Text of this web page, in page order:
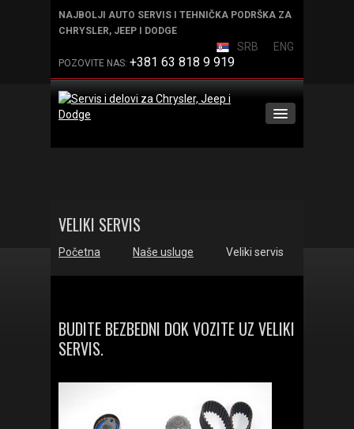
NAJBOLJI AUTO SERVIS I TEHNIČKA PODRŠKA ZA
CHRYSLER, JEEP I DODGE
SRB ENG
POZOVITE NAS: +381 63 818 9 919
VELIKI SERVIS
Početna Naše usluge Veliki servis
BUDITE BEZBEDNI DOK VOZITE UZ VELIKI
SERVIS.